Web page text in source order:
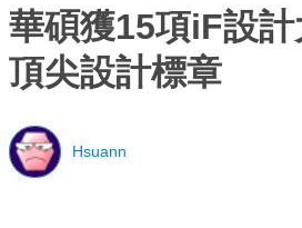
華碩獲15項iF設
頂尖設計標章
Hsuann